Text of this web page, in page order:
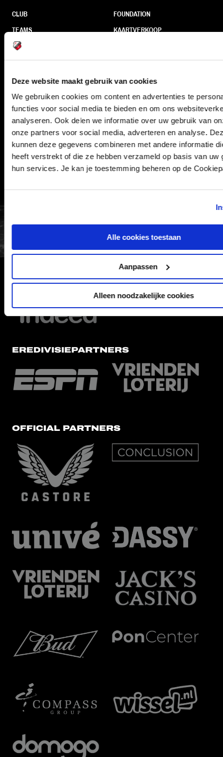
Deze website maakt gebruik van cookies
We gebruiken cookies om content en advertenties te
functies voor social media te bieden en om ons
analyseren. Ook delen we informatie over uw gebruik van
onze partners voor social media, adverteren en analyse.
kunnen deze gegevens combineren met andere informatie
heeft verstrekt of die ze hebben verzameld op basis van uw
hun services. Je kan je toestemming beheren op de
Alle cookies toestaan
Aanpassen
Alleen noodzakelijke cookies
CLUB
TEAMS
STADION
SUPPORTERS
FOUNDATION
KAARTVERKOOP
Informatie
VEELGESTELDE VRAGEN
CONTACT
WERKEN BIJ
FC Utrecht<br>vanuit<br>het
HOOFDSPONSOR
EREDIVISIEPARTNERS
OFFICIAL PARTNERS